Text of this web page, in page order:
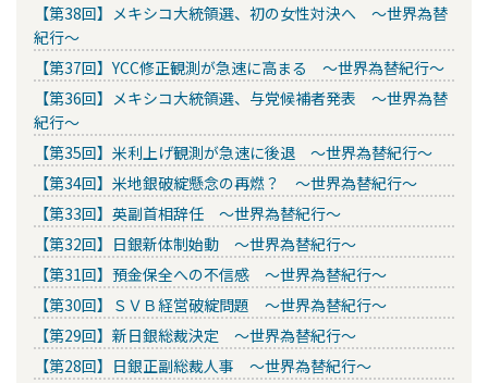
【第38回】メキシコ大統領選、初の女性対決へ ～世界為替
紀行～
【第37回】YCC修正観測が急速に高まる ～世界為替紀行～
【第36回】メキシコ大統領選、与党候補者発表 ～世界為替
紀行～
【第35回】米利上げ観測が急速に後退 ～世界為替紀行～
【第34回】米地銀破綻懸念の再燃？ ～世界為替紀行～
【第33回】英副首相辞任 ～世界為替紀行～
【第32回】日銀新体制始動 ～世界為替紀行～
【第31回】預金保全への不信感 ～世界為替紀行～
【第30回】ＳＶＢ経営破綻問題 ～世界為替紀行～
【第29回】新日銀総裁決定 ～世界為替紀行～
【第28回】日銀正副総裁人事 ～世界為替紀行～